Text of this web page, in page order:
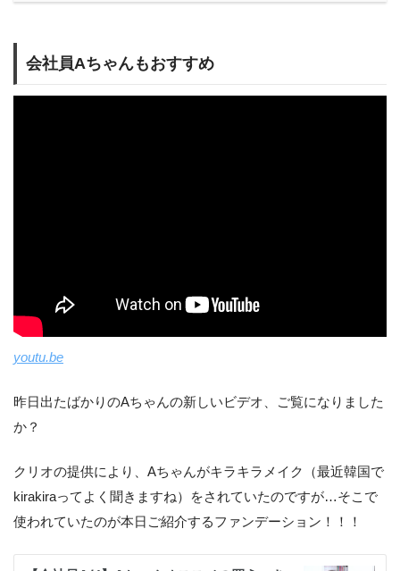
会社員Aちゃんもおすすめ
youtu.be
昨日出たばかりのAちゃんの新しいビデオ、ご覧になりました
か？
クリオの提供により、Aちゃんがキラキラメイク（最近韓国で
kirakiraってよく聞きますね）をされていたのですが…そこで
使われていたのが本日ご紹介するファンデーション！！！